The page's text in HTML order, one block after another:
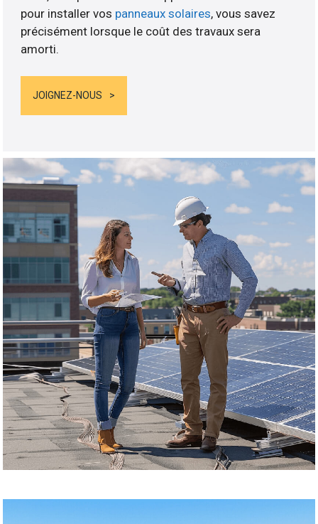
pour installer vos panneaux solaires, vous savez
précisément lorsque le coût des travaux sera
amorti.
JOIGNEZ-NOUS